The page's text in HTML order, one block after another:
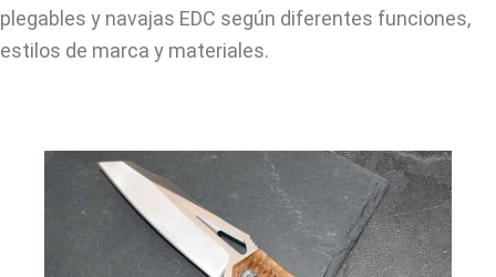
plegables y navajas EDC según diferentes funciones,
estilos de marca y materiales.